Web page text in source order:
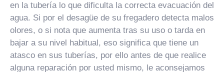
en la tubería lo que dificulta la correcta evacuación del
agua. Si por el desagüe de su fregadero detecta malos
olores, o si nota que aumenta tras su uso o tarda en
bajar a su nivel habitual, eso significa que tiene un
atasco en sus tuberías, por ello antes de que realice
alguna reparación por usted mismo, le aconsejamos